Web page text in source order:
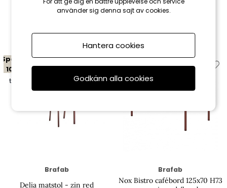
Spara
10%
till 16/8
Brafab
Delia matstol - zin red
Spara
10%
till 16/8
Brafab
Nox Bistro cafébord 125x70 H73
använder sig denna sajt av cookies.
Hantera cookies
Godkänn alla cookies